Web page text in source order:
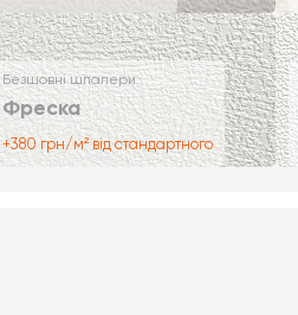
Безшовні шпалери
Фреска
+380 грн/м² від стандартного